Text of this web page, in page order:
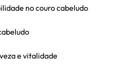
no couro cabeludo
e vitalidade